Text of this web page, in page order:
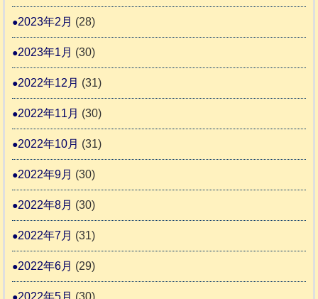
2023年2月 (28)
2023年1月 (30)
2022年12月 (31)
2022年11月 (30)
2022年10月 (31)
2022年9月 (30)
2022年8月 (30)
2022年7月 (31)
2022年6月 (29)
2022年5月 (30)